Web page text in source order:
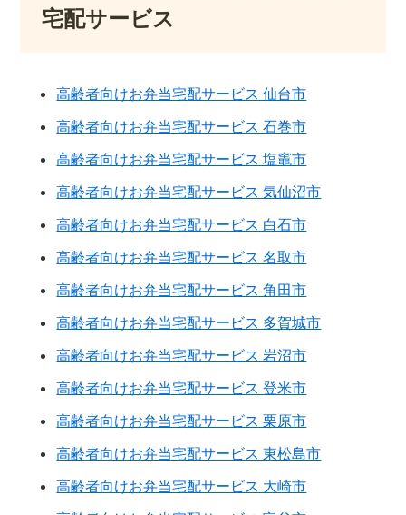
宅配サービス
高齢者向けお弁当宅配サービス 仙台市
高齢者向けお弁当宅配サービス 石巻市
高齢者向けお弁当宅配サービス 塩竈市
高齢者向けお弁当宅配サービス 気仙沼市
高齢者向けお弁当宅配サービス 白石市
高齢者向けお弁当宅配サービス 名取市
高齢者向けお弁当宅配サービス 角田市
高齢者向けお弁当宅配サービス 多賀城市
高齢者向けお弁当宅配サービス 岩沼市
高齢者向けお弁当宅配サービス 登米市
高齢者向けお弁当宅配サービス 栗原市
高齢者向けお弁当宅配サービス 東松島市
高齢者向けお弁当宅配サービス 大崎市